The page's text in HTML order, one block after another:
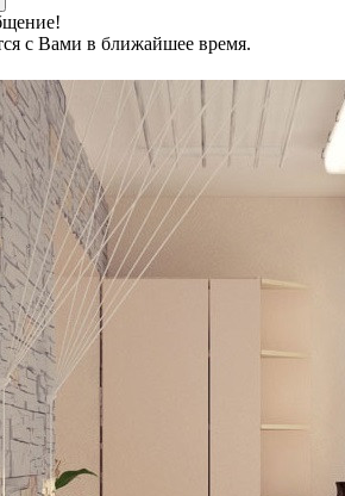
с Вами в ближайшее время.